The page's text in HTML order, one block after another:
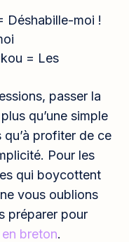
Déshabille-moi !
= Les
passer la
qu’une simple
profiter de ce
Pour les
qui boycottent
vous oublions
préparer pour
breton.